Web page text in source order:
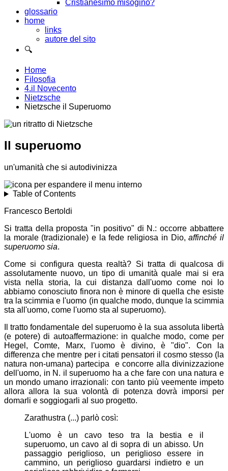
Cristianesimo misogino?
glossario
home
links
autore del sito
🔍
Home
Filosofia
4.il Novecento
Nietzsche
Nietzsche il Superuomo
Il superuomo
un'umanità che si autodivinizza
Table of Contents
Francesco Bertoldi
Si tratta della proposta "in positivo" di N.: occorre abbattere
la morale (tradizionale) e la fede religiosa in Dio,affinché il
superuomo sia.
Come si configura questa realtà? Si tratta di qualcosa di
assolutamente nuovo, un tipo di umanità quale mai si era
vista nella storia, la cui distanza dall'uomo come noi lo
abbiamo conosciuto finora non è minore di quella che esiste
tra la scimmia e l'uomo (in qualche modo, dunque la scimmia
sta all'uomo, come l'uomo sta al superuomo).
Il tratto fondamentale del superuomo è la sua assoluta libertà
(e potere) di autoaffermazione: in qualche modo, come per
Hegel, Comte, Marx, l'uomo è divino, è "dio". Con la
differenza che mentre per i citati pensatori il cosmo stesso (la
natura non-umana) partecipa e concorre alla divinizzazione
dell'uomo, in N. il superuomo ha a che fare con una natura e
un mondo umano irrazionali: con tanto più veemente impeto
allora allora la sua volontà di potenza dovrà imporsi per
domarli e soggiogarli al suo progetto.
Zarathustra (...) parlò così:
L'uomo è un cavo teso tra la bestia e il
superuomo, un cavo al di sopra di un abisso. Un
passaggio periglioso, un periglioso essere in
cammino, un periglioso guardarsi indietro e un